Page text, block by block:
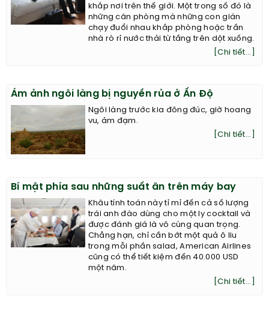
khắp nơi trên thế giới. Một trong số đó là
những căn phòng mà những con gián
chạy đuổi nhau khắp phòng hoặc trần
nhà rò rỉ nước thải từ tầng trên dột xuống.
[Chi tiết...]
Ám ảnh ngôi làng bị nguyền rủa ở Ấn Độ
Ngôi làng trước kia đông đúc, giờ hoang
vu, ảm đạm.
[Chi tiết...]
Bí mật phía sau những suất ăn trên máy bay
Khâu tính toán này tỉ mỉ đến cả số lượng
trái anh đào dùng cho một ly cocktail và
được đánh giá là vô cùng quan trọng.
Chẳng hạn, chỉ cần bớt một quả ô liu
trong mỗi phần salad, American Airlines
cũng có thể tiết kiệm đến 40.000 USD
một năm.
[Chi tiết...]